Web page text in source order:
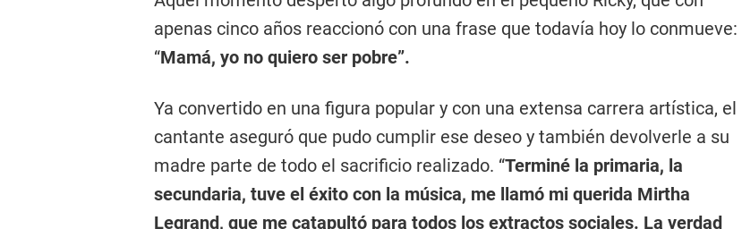
apenas cinco años reaccionó con una frase que todavía hoy lo conmueve:
“Mamá, yo no quiero ser pobre”.
Ya convertido en una figura popular y con una extensa carrera artística, el
cantante aseguró que pudo cumplir ese deseo y también devolverle a su
madre parte de todo el sacrificio realizado. “Terminé la primaria, la
secundaria, tuve el éxito con la música, me llamó mi querida Mirtha
Legrand, que me catapultó para todos los extractos sociales. La verdad